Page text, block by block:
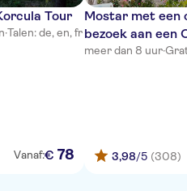
Tour
·Talen: de, en, fr
Vanaf:€ 78
Mostar met een
bezoek aan een
Turkse koffie
meer dan 8 uur·
3,98/5 (308)